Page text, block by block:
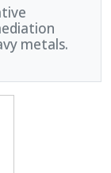
metals.